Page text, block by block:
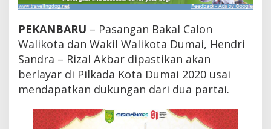
0
0
,
M
e
g
a
w
t
PEKANBARU – Pasangan Bakal Calon
Walikota dan Wakil Walikota Dumai, Hendri
Sandra – Rizal Akbar dipastikan akan
berlayar di Pilkada Kota Dumai 2020 usai
mendapatkan dukungan dari dua partai.